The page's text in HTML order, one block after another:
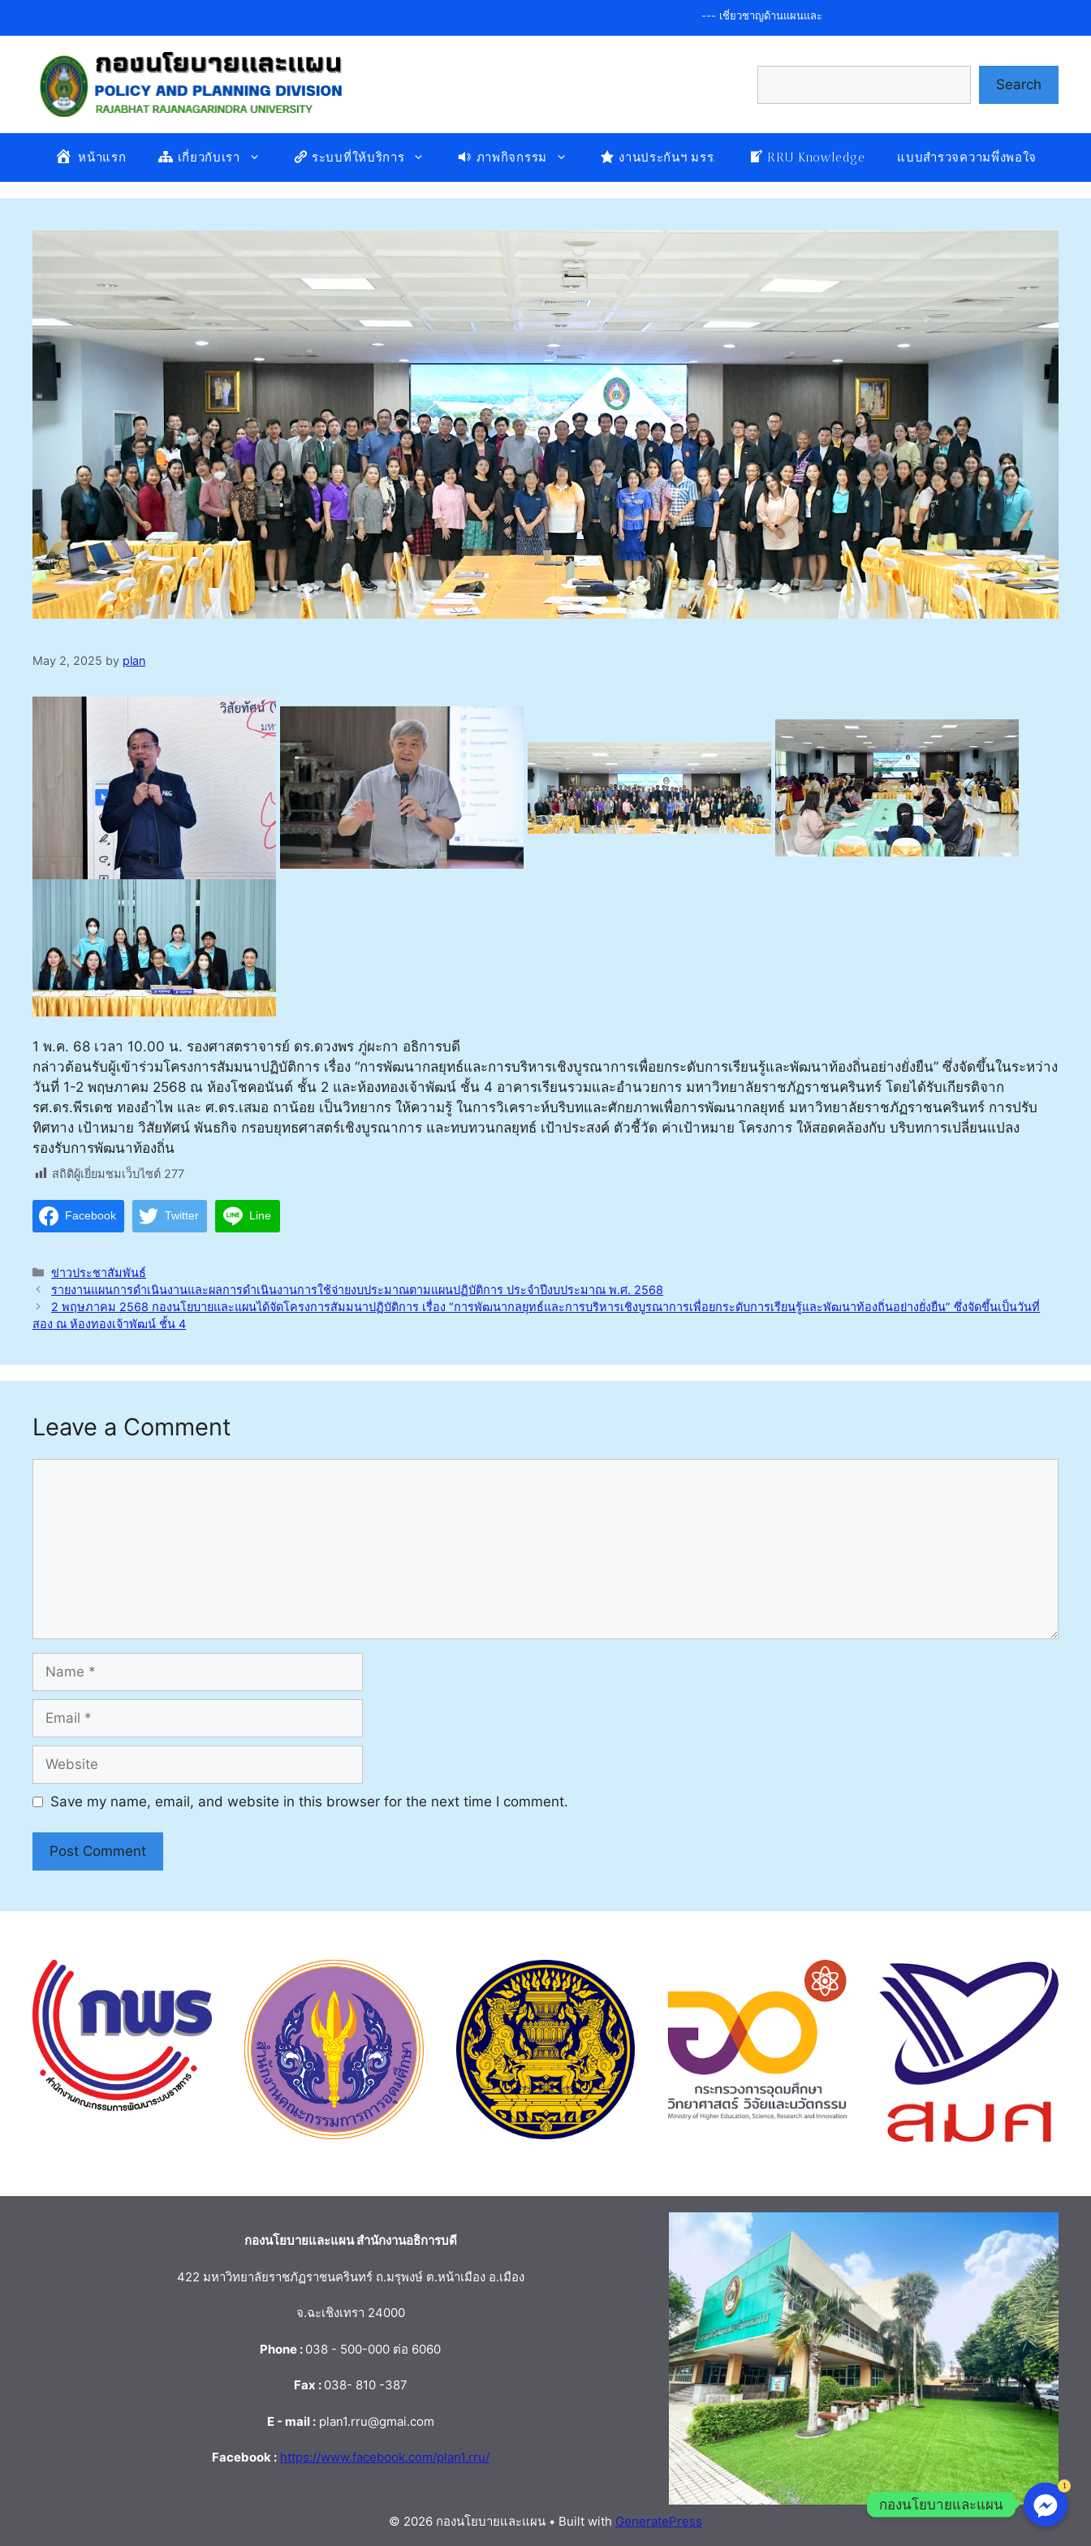
--- เชี่ยวชาญด้านแผนและงบประมาณ รองรับนโยบายภายใต้ยุทธศาสตร์ สารสนเทศทันสมั
Search
หน้าแรก เกี่ยวกับเรา ระบบที่ให้บริการ ภาพกิจกรรม งานประกันฯ มรร. RRU Knowledge แบบสำรวจความพึ่งพอใจ
May 2, 2025 by plan
1 พ.ค. 68 เวลา 10.00 น. รองศาสตราจารย์ ดร.ดวงพร ภู่ผะกา อธิการบดี
กล่าวต้อนรับผู้เข้าร่วมโครงการสัมมนาปฏิบัติการ เรื่อง “การพัฒนากลยุทธ์และการบริหารเชิงบูรณาการเพื่อยกระดับการเรียนรู้และพัฒนาท้องถิ่นอย่างยั่งยืน” ซึ่งจัดขึ้นในระหว่าง
วันที่ 1-2 พฤษภาคม 2568 ณ ห้องโชคอนันต์ ชั้น 2 และห้องทองเจ้าพัฒน์ ชั้น 4 อาคารเรียนรวมและอำนวยการ มหาวิทยาลัยราชภัฏราชนครินทร์ โดยได้รับเกียรติจาก
รศ.ดร.พีรเดช ทองอำไพ และ ศ.ดร.เสมอ ถาน้อย เป็นวิทยากร ให้ความรู้ ในการวิเคราะห์บริบทและศักยภาพเพื่อการพัฒนากลยุทธ์ มหาวิทยาลัยราชภัฏราชนครินทร์ การปรับ
ทิศทาง เป้าหมาย วิสัยทัศน์ พันธกิจ กรอบยุทธศาสตร์เชิงบูรณาการ และทบทวนกลยุทธ์ เป้าประสงค์ ตัวชี้วัด ค่าเป้าหมาย โครงการ ให้สอดคล้องกับ บริบทการเปลี่ยนแปลง
รองรับการพัฒนาท้องถิ่น
สถิติผู้เยี่ยมชมเว็บไซต์ 277
Facebook Twitter Line
Categories
ข่าวประชาสัมพันธ์
รายงานแผนการดำเนินงานและผลการดำเนินงานการใช้จ่ายงบประมาณตามแผนปฏิบัติการ ประจำปีงบประมาณ พ.ศ. 2568
2 พฤษภาคม 2568 กองนโยบายและแผนได้จัดโครงการสัมมนาปฏิบัติการ เรื่อง “การพัฒนากลยุทธ์และการบริหารเชิงบูรณาการเพื่อยกระดับการเรียนรู้และพัฒนาท้องถิ่นอย่างยั่งยืน” ซึ่งจัดขึ้นเป็นวันที่
สอง ณ ห้องทองเจ้าพัฒน์ ชั้น 4
Leave a Comment
Save my name, email, and website in this browser for the next time I comment.
กองนโยบายและแผน สำนักงานอธิการบดี
422 มหาวิทยาลัยราชภัฏราชนครินทร์ ถ.มรุพงษ์ ต.หน้าเมือง อ.เมือง
จ.ฉะเชิงเทรา 24000
Phone : 038 - 500-000 ต่อ 6060
Fax : 038- 810 -387
E - mail :plan1.rru@gmai.com
Facebook : https://www.facebook.com/plan1.rru/
© 2026 กองนโยบายและแผน • Built with GeneratePress
1
กองนโยบายและแผน